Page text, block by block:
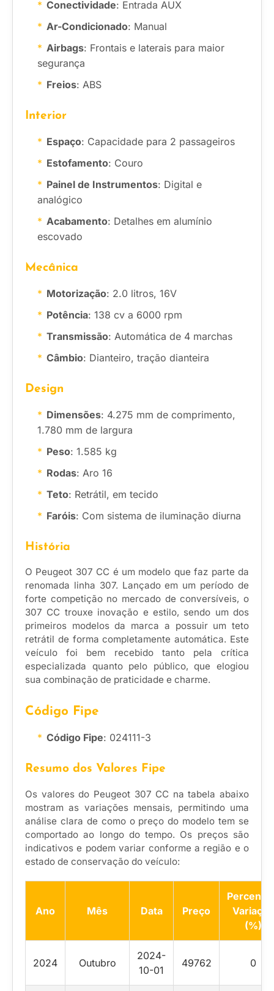
Conectividade: Entrada AUX
Ar-Condicionado: Manual
Airbags: Frontais e laterais para maior
segurança
Freios: ABS
Interior
Espaço: Capacidade para 2 passageiros
Estofamento: Couro
Painel de Instrumentos: Digital e
analógico
Acabamento: Detalhes em alumínio
escovado
Mecânica
Motorização: 2.0 litros, 16V
Potência: 138 cv a 6000 rpm
Transmissão: Automática de 4 marchas
Câmbio: Dianteiro, tração dianteira
Design
Dimensões: 4.275 mm de comprimento,
1.780 mm de largura
Peso: 1.585 kg
Rodas: Aro 16
Teto: Retrátil, em tecido
Faróis: Com sistema de iluminação diurna
História
O Peugeot 307 CC é um modelo que faz parte da
renomada linha 307. Lançado em um período de
forte competição no mercado de conversíveis, o
307 CC trouxe inovação e estilo, sendo um dos
primeiros modelos da marca a possuir um teto
retrátil de forma completamente automática. Este
veículo foi bem recebido tanto pela crítica
especializada quanto pelo público, que elogiou
sua combinação de praticidade e charme.
Código Fipe
Código Fipe: 024111-3
Resumo dos Valores Fipe
Os valores do Peugeot 307 CC na tabela abaixo
mostram as variações mensais, permitindo uma
análise clara de como o preço do modelo tem se
comportado ao longo do tempo. Os preços são
indicativos e podem variar conforme a região e o
estado de conservação do veículo:
Ano Mês Data Preço
Variação
(%)
2024 Outubro
2024-
10-01
49762 0